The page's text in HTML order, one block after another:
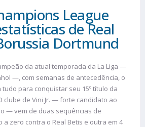
League
de Real
Dortmund
da atual temporada da La Liga —
—, com semanas de antecedência, o
tudo para conquistar seu 15º título da
clube de Vini Jr. — forte candidato ao
— vem de duas sequências de
a zero contra o Real Betis e outra em 4